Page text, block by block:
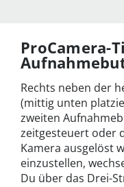
ProCamera-
Rechts neben der
(mittig unten
zweiten
zeitgesteuert oder
Kamera ausgelöst
einzustellen,
Du über das Drei-